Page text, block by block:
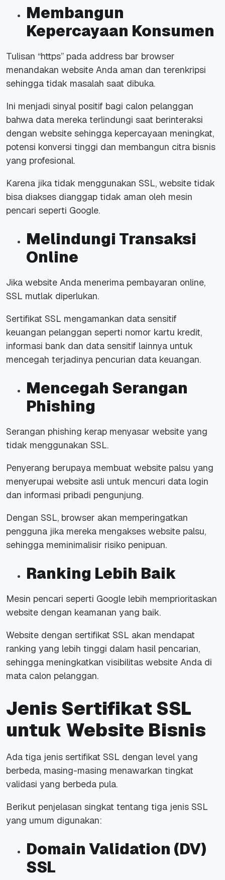
Membangun
Kepercayaan Konsumen
Tulisan “https” pada address bar browser
menandakan website Anda aman dan terenkripsi
sehingga tidak masalah saat dibuka.
Ini menjadi sinyal positif bagi calon pelanggan
bahwa data mereka terlindungi saat berinteraksi
dengan website sehingga kepercayaan meningkat,
potensi konversi tinggi dan membangun citra bisnis
yang profesional.
Karena jika tidak menggunakan SSL, website tidak
bisa diakses dianggap tidak aman oleh mesin
pencari seperti Google.
Melindungi Transaksi
Online
Jika website Anda menerima pembayaran online,
SSL mutlak diperlukan.
Sertifikat SSL mengamankan data sensitif
keuangan pelanggan seperti nomor kartu kredit,
informasi bank dan data sensitif lainnya untuk
mencegah terjadinya pencurian data keuangan.
Mencegah Serangan
Phishing
Serangan phishing kerap menyasar website yang
tidak menggunakan SSL.
Penyerang berupaya membuat website palsu yang
menyerupai website asli untuk mencuri data login
dan informasi pribadi pengunjung.
Dengan SSL, browser akan memperingatkan
pengguna jika mereka mengakses website palsu,
sehingga meminimalisir risiko penipuan.
Ranking Lebih Baik
Mesin pencari seperti Google lebih memprioritaskan
website dengan keamanan yang baik.
Website dengan sertifikat SSL akan mendapat
ranking yang lebih tinggi dalam hasil pencarian,
sehingga meningkatkan visibilitas website Anda di
mata calon pelanggan.
Jenis Sertifikat SSL
untuk Website Bisnis
Ada tiga jenis sertifikat SSL dengan level yang
berbeda, masing-masing menawarkan tingkat
validasi yang berbeda pula.
Berikut penjelasan singkat tentang tiga jenis SSL
yang umum digunakan:
Domain Validation (DV)
SSL